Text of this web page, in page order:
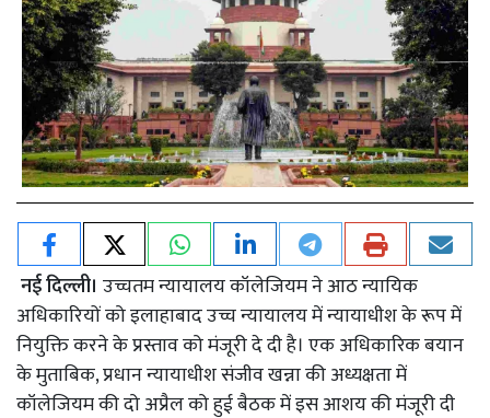
नई दिल्ली। उच्चतम न्यायालय कॉलेजियम ने आठ न्यायिक
अधिकारियों को इलाहाबाद उच्च न्यायालय में न्यायाधीश के रूप में
नियुक्ति करने के प्रस्ताव को मंजूरी दे दी है। एक अधिकारिक बयान
के मुताबिक, प्रधान न्यायाधीश संजीव खन्ना की अध्यक्षता में
कॉलेजियम की दो अप्रैल को हुई बैठक में इस आशय की मंजूरी दी